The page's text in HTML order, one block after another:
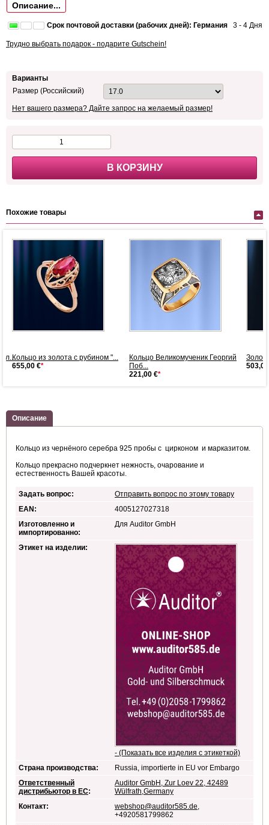
Описание...
Срок почтовой доставки (рабочих дней): Германия 3 - 4 Дня
Трудно выбрать подарок - подарите Gutschein!
Варианты
Размер (Российский)
Нет вашего размера? Дайте запрос на желаемый размер!
В КОРЗИНУ
Похожие товары
Кольцо из золота с рубином "...
655,00 €*
Кольцо Великомученик Георгий
Поб...
221,00 €*
Описание
Кольцо из чернёного серебра 925 пробы с цирконом и марказитом.
Кольцо прекрасно подчеркнет нежность, очарование и
естественность Вашей красоты.
Задать вопрос:
Отправить вопрос по этому товару
EAN:
4005127027318
Изготовленно и
импортированно:
Для Auditor GmbH
Этикет на изделии:
- (Показать все изделия с этикеткой)
Страна производства:
Russia, importierte in EU vor Embargo
Ответственный
дистрибьютор в ЕС:
Auditor GmbH, Zur Loev 22, 42489
Wülfrath,Germany
Контакт:
webshop@auditor585.de,
+4920581799862